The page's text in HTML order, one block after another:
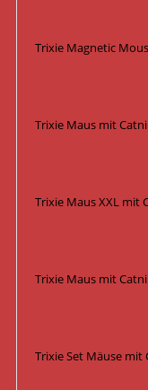
Trixie Magnetic
Trixie Maus mit
Trixie Maus XXL mit
Trixie Maus mit
Trixie Set Mäuse mit